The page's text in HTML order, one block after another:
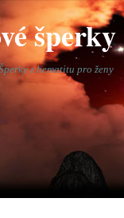
šperky
z hematitu pro ženy